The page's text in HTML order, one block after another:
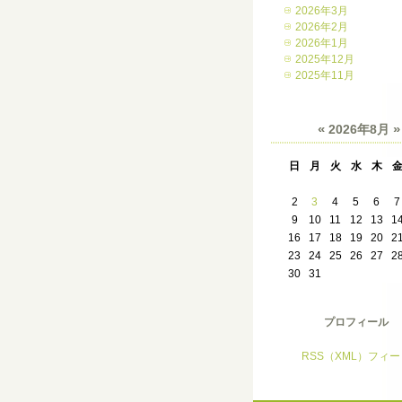
2026年3月
2026年2月
2026年1月
2025年12月
2025年11月
« 2026年8月 »
日 月 火 水 木 金
2
3 4 5 6 7
9
10 11 12 13
16
17 18 19 20 21
23
24 25 26 27
30
31
プロフィール
RSS（XML）フィー